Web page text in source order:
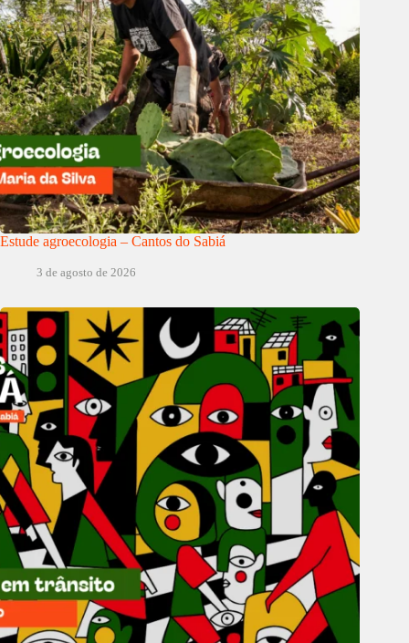
Estude agroecologia – Cantos do Sabiá
3 de agosto de 2026